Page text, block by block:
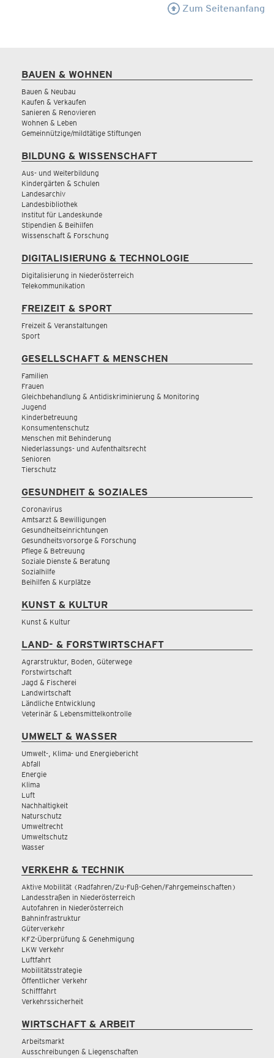
Zum Seitenanfang
BAUEN & WOHNEN
Bauen & Neubau
Kaufen & Verkaufen
Sanieren & Renovieren
Wohnen & Leben
Gemeinnützige/mildtätige Stiftungen
BILDUNG & WISSENSCHAFT
Aus- und Weiterbildung
Kindergärten & Schulen
Landesarchiv
Landesbibliothek
Institut für Landeskunde
Stipendien & Beihilfen
Wissenschaft & Forschung
DIGITALISIERUNG & TECHNOLOGIE
Digitalisierung in Niederösterreich
Telekommunikation
FREIZEIT & SPORT
Freizeit & Veranstaltungen
Sport
GESELLSCHAFT & MENSCHEN
Familien
Frauen
Gleichbehandlung & Antidiskriminierung & Monitoring
Jugend
Kinderbetreuung
Konsumentenschutz
Menschen mit Behinderung
Niederlassungs- und Aufenthaltsrecht
Senioren
Tierschutz
GESUNDHEIT & SOZIALES
Coronavirus
Amtsarzt & Bewilligungen
Gesundheitseinrichtungen
Gesundheitsvorsorge & Forschung
Pflege & Betreuung
Soziale Dienste & Beratung
Sozialhilfe
Beihilfen & Kurplätze
KUNST & KULTUR
Kunst & Kultur
LAND- & FORSTWIRTSCHAFT
Agrarstruktur, Boden, Güterwege
Forstwirtschaft
Jagd & Fischerei
Landwirtschaft
Ländliche Entwicklung
Veterinär & Lebensmittelkontrolle
UMWELT & WASSER
Umwelt-, Klima- und Energiebericht
Abfall
Energie
Klima
Luft
Nachhaltigkeit
Naturschutz
Umweltrecht
Umweltschutz
Wasser
VERKEHR & TECHNIK
Aktive Mobilität (Radfahren/Zu-Fuß-Gehen/Fahrgemeinschaften)
Landesstraßen in Niederösterreich
Autofahren in Niederösterreich
Bahninfrastruktur
Güterverkehr
KFZ-Überprüfung & Genehmigung
LKW Verkehr
Luftfahrt
Mobilitätsstrategie
Öffentlicher Verkehr
Schifffahrt
Verkehrssicherheit
WIRTSCHAFT & ARBEIT
Arbeitsmarkt
Ausschreibungen & Liegenschaften